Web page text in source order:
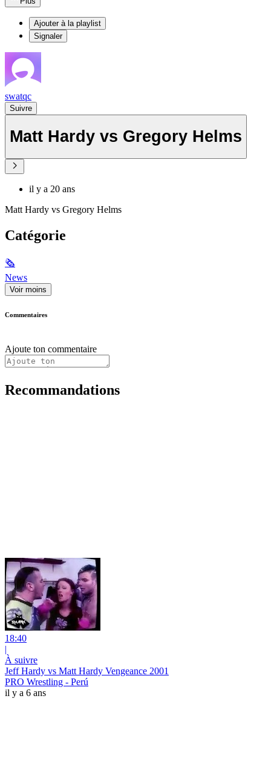
Ajouter à la playlist
Signaler
swatqc
Suivre
Matt Hardy vs Gregory Helms
il y a 20 ans
Matt Hardy vs Gregory Helms
Catégorie
🗞
News
Voir moins
Commentaires
Ajoute ton commentaire
Recommandations
18:40
|
À suivre
Jeff Hardy vs Matt Hardy Vengeance 2001
PRO Wrestling - Perú
il y a 6 ans